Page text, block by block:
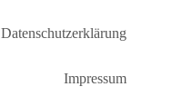
Datenschutzerklärung
Impressum